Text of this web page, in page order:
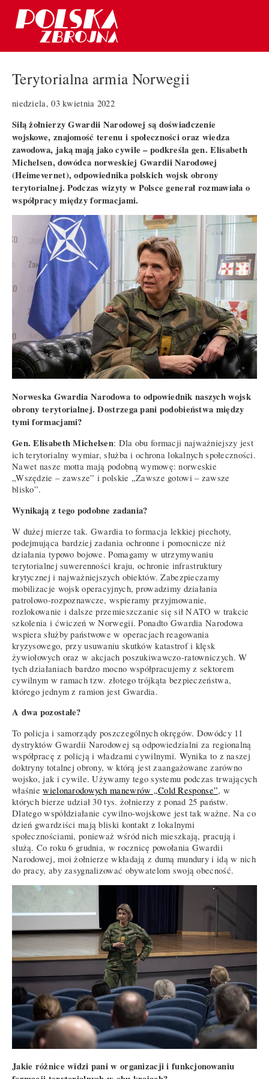
Terytorialna armia Norwegii
niedziela, 03 kwietnia 2022
Siłą żołnierzy Gwardii Narodowej są doświadczenie
wojskowe, znajomość terenu i społeczności oraz wiedza
zawodowa, jaką mają jako cywile – podkreśla gen. Elisabeth
Michelsen, dowódca norweskiej Gwardii Narodowej
(Heimevernet), odpowiednika polskich wojsk obrony
terytorialnej. Podczas wizyty w Polsce generał rozmawiała o
współpracy między formacjami.
Norweska Gwardia Narodowa to odpowiednik naszych wojsk
obrony terytorialnej. Dostrzega pani podobieństwa między
tymi formacjami?
Gen. Elisabeth Michelsen: Dla obu formacji najważniejszy jest
ich terytorialny wymiar, służba i ochrona lokalnych społeczności.
Nawet nasze motta mają podobną wymowę: norweskie
„Wszędzie – zawsze” i polskie „Zawsze gotowi – zawsze
blisko”.
Wynikają z tego podobne zadania?
W dużej mierze tak. Gwardia to formacja lekkiej piechoty,
podejmująca bardziej zadania ochronne i pomocnicze niż
działania typowo bojowe. Pomagamy w utrzymywaniu
terytorialnej suwerenności kraju, ochronie infrastruktury
krytycznej i najważniejszych obiektów. Zabezpieczamy
mobilizacje wojsk operacyjnych, prowadzimy działania
patrolowo-rozpoznawcze, wspieramy przyjmowanie,
rozlokowanie i dalsze przemieszczanie się sił NATO w trakcie
szkolenia i ćwiczeń w Norwegii. Ponadto Gwardia Narodowa
wspiera służby państwowe w operacjach reagowania
kryzysowego, przy usuwaniu skutków katastrof i klęsk
żywiołowych oraz w akcjach poszukiwawczo-ratowniczych. W
tych działaniach bardzo mocno współpracujemy z sektorem
cywilnym w ramach tzw. złotego trójkąta bezpieczeństwa,
którego jednym z ramion jest Gwardia.
A dwa pozostałe?
To policja i samorządy poszczególnych okręgów. Dowódcy 11
dystryktów Gwardii Narodowej są odpowiedzialni za regionalną
współpracę z policją i władzami cywilnymi. Wynika to z naszej
doktryny totalnej obrony, w którą jest zaangażowane zarówno
wojsko, jak i cywile. Używamy tego systemu podczas trwających
właśniewielonarodowych manewrów „Cold Response”, w
których bierze udział 30 tys. żołnierzy z ponad 25 państw.
Dlatego współdziałanie cywilno-wojskowe jest tak ważne. Na co
dzień gwardziści mają bliski kontakt z lokalnymi
społecznościami, ponieważ wśród nich mieszkają, pracują i
służą. Co roku 6 grudnia, w rocznicę powołania Gwardii
Narodowej, moi żołnierze wkładają z dumą mundury i idą w nich
do pracy, aby zasygnalizować obywatelom swoją obecność.
Jakie różnice widzi pani w organizacji i funkcjonowaniu